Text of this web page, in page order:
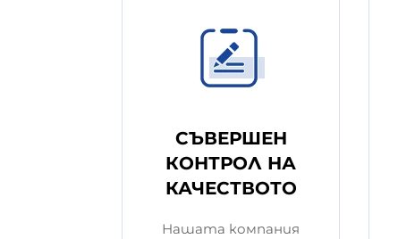
СЪВЕРШЕН
КОНТРОЛ НА
КАЧЕСТВОТО
Нашата компания